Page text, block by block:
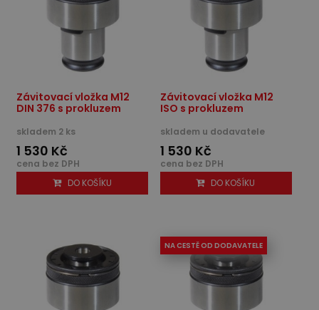
Závitovací vložka M12
DIN 376 s prokluzem
skladem 2 ks
1 530 Kč
cena bez DPH
DO KOŠÍKU
Závitovací vložka M12
ISO s prokluzem
skladem u dodavatele
1 530 Kč
cena bez DPH
DO KOŠÍKU
NA CESTĚ OD DODAVATELE